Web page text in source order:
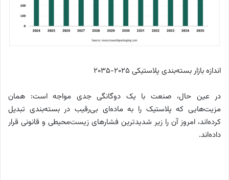
اندازه بازار بسته‌بندی پلاستیکی 2025-2035
در عین حال، صنعت با یک دوگانگی جدی مواجه است: همان
مزیت‌هایی که پلاستیک را به ماده‌ای بی‌رقیب در بسته‌بندی تبدیل
کرده‌اند، امروز آن را زیر شدیدترین فشارهای زیست‌محیطی و قانونی قرار
داده‌اند.